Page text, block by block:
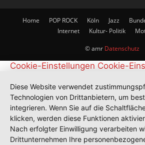
Home POP ROCK Köln Jazz
Internet
Kultur- Politik
© amr Datenschutz
Cookie-Einstellungen Cookie-
Diese Website verwendet
Technologien von Drittanbietern, um
integrieren. Wenn Sie auf die
klicken, werden diese Funktionen
Nach erfolgter Einwilligung verarbeiten
Drittunternehmen Ihre